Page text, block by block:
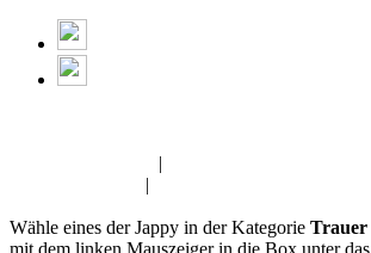
|
|
Wähle eines der Jappy in der Kategorie Trauer
mit dem linken Mauszeiger in die Box unter das